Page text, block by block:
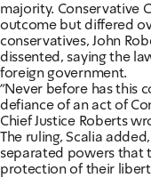
majority. Conservative
outcome but differed
conservatives, John
dissented, saying the
foreign government.
"Never before has this
defiance of an act of
Chief Justice Roberts
The ruling, Scalia
separated powers that
protection of their